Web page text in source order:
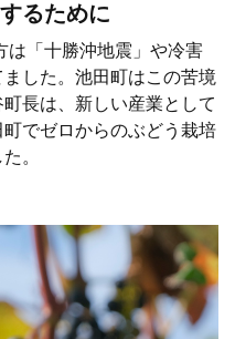
るために
は「十勝沖地震」や冷害
した。池田町はこの苦境
長は、新しい産業として
でゼロからのぶどう栽培
。